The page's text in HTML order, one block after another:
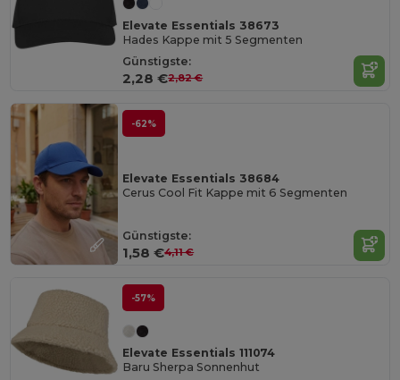
Elevate Essentials 38673
Hades Kappe mit 5 Segmenten
Günstigste:
2,28 €2,82 €
-62%
Elevate Essentials 38684
Cerus Cool Fit Kappe mit 6 Segmenten
Günstigste:
1,58 €4,11 €
-57%
Elevate Essentials 111074
Baru Sherpa Sonnenhut